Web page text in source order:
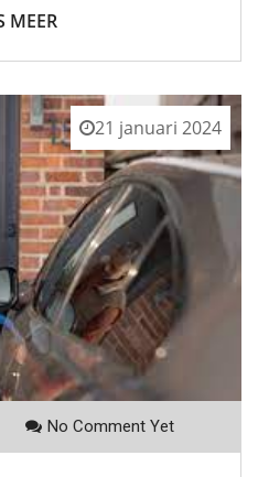
MEER
21 januari 2024
No Comment Yet